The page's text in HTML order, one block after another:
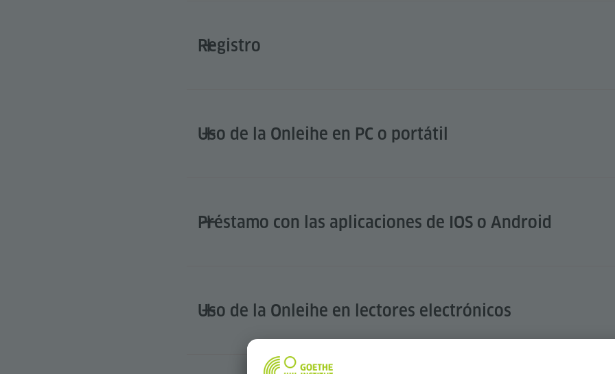
Registro
Uso de la Onleihe en PC o portátil
Préstamo con las aplicaciones de IOS o Android
Uso de la Onleihe en lectores electrónicos